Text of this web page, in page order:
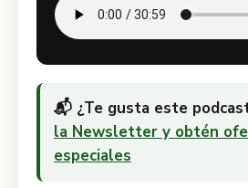
📬 ¿Te gusta este
la Newsletter y obtén
especiales